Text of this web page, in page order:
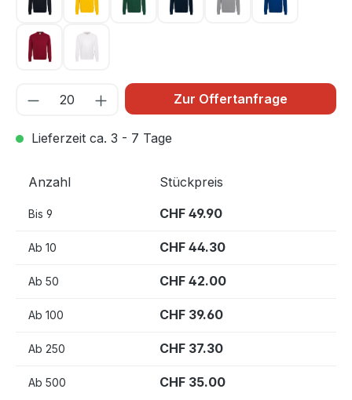
schwarz 005sonne 035tanne 072tinte 034titan 043
weinrot 017weiß 001
Zur Offertanfrage
Lieferzeit ca. 3 - 7 Tage
Anzahl Stückpreis
Bis 9 CHF 49.90
Ab 10 CHF 44.30
Ab 50 CHF 42.00
Ab 100 CHF 39.60
Ab 250 CHF 37.30
Ab 500 CHF 35.00